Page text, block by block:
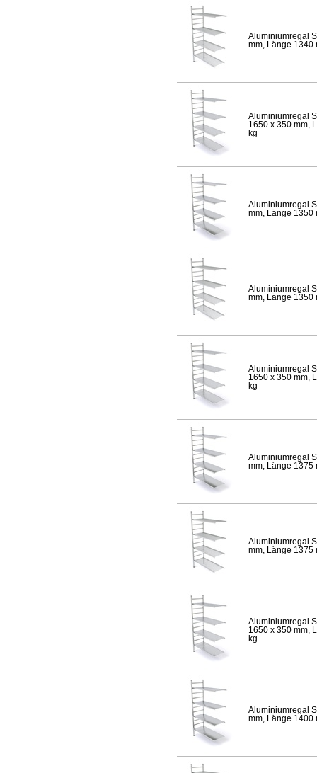
Aluminiumregal
mm, Länge 1340
Aluminiumregal
1650 x 350 mm,
kg
Aluminiumregal
mm, Länge 1350
Aluminiumregal
mm, Länge 1350
Aluminiumregal
1650 x 350 mm,
kg
Aluminiumregal
mm, Länge 1375
Aluminiumregal
mm, Länge 1375
Aluminiumregal
1650 x 350 mm,
kg
Aluminiumregal
mm, Länge 1400